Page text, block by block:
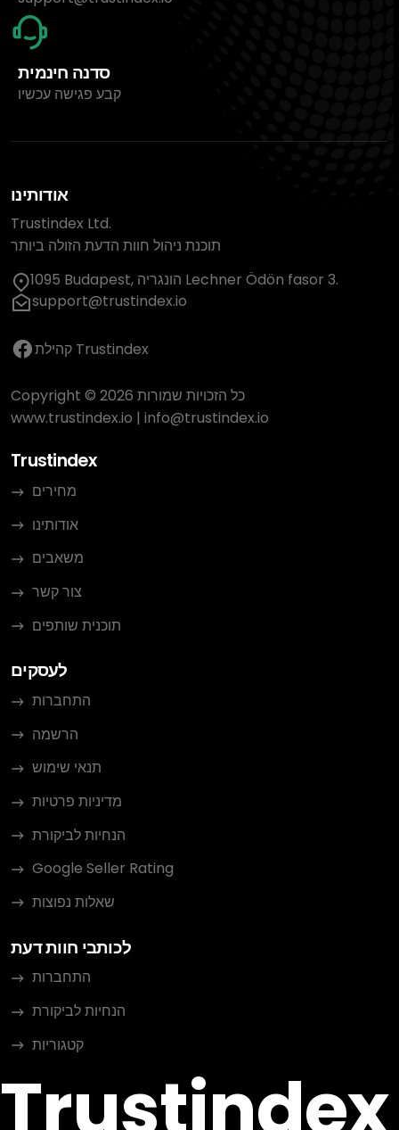
סדנה חינמית
קבע פגישה עכשיו
אודותינו
Trustindex Ltd.
תוכנת ניהול חוות הדעת הזולה ביותר
1095 Budapest, הונגריה Lechner Ödön fasor 3.
support@trustindex.io
קהילת Trustindex
Copyright © 2026 כל הזכויות שמורות
www.trustindex.io | info@trustindex.io
Trustindex
מחירים
אודותינו
משאבים
צור קשר
תוכנית שותפים
לעסקים
התחברות
הרשמה
תנאי שימוש
מדיניות פרטיות
הנחיות לביקורת
Google Seller Rating
שאלות נפוצות
לכותבי חוות דעת
התחברות
הנחיות לביקורת
קטגוריות
Trustindex